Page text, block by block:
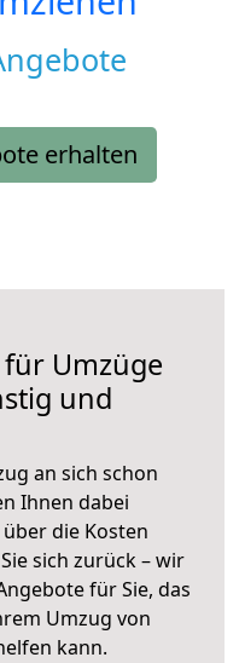
erhalten
Umzüge
und
an sich schon
Ihnen dabei
die Kosten
sich zurück – wir
für Sie, das
Umzug von
kann.